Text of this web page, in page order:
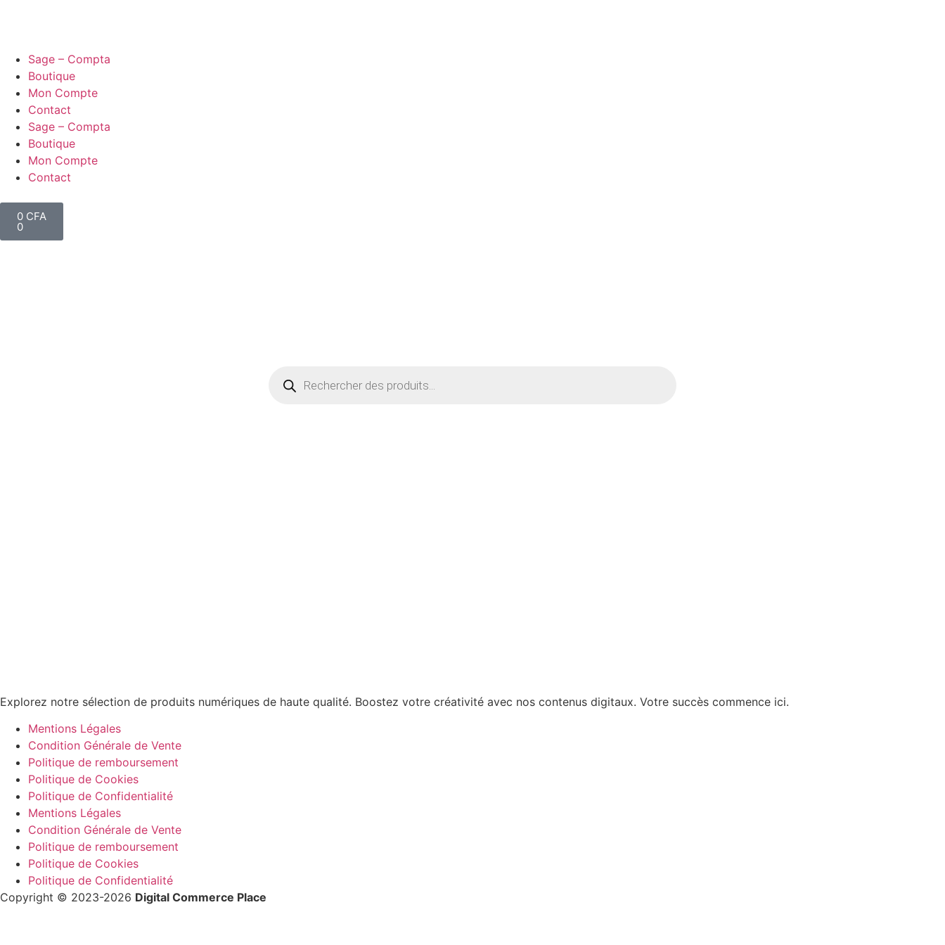
Sage – Compta
Boutique
Mon Compte
Contact
Sage – Compta
Boutique
Mon Compte
Contact
0 CFA
0
Explorez notre sélection de produits numériques de haute qualité. Boostez votre créativité avec nos contenus digitaux. Votre succès commence ici.
Mentions Légales
Condition Générale de Vente
Politique de remboursement
Politique de Cookies
Politique de Confidentialité
Mentions Légales
Condition Générale de Vente
Politique de remboursement
Politique de Cookies
Politique de Confidentialité
Copyright © 2023-2026 Digital Commerce Place